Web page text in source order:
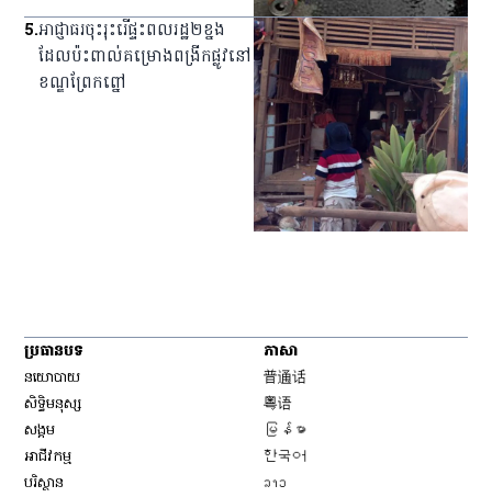
5.អាជ្ញាធរ​ចុះ​រុះរើ​ផ្ទះ​ពលរដ្ឋ​២​ខ្នង​
ដែល​ប៉ះពាល់​គម្រោង​ពង្រីក​ផ្លូវ​នៅ​
ខណ្ឌ​ព្រែកព្នៅ
ប្រធានបទ
នយោបាយ
សិទ្ធិ​មនុស្ស
សង្គម
អាជីវកម្ម
បរិស្ថាន
ភាសា
普通话
粤语
မြန်မာ
한국어
ລາວ